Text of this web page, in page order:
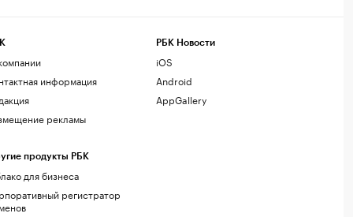
информация
рекламы
продукты РБК
для бизнеса
регистратор
РБК Новости
iOS
Android
AppGallery